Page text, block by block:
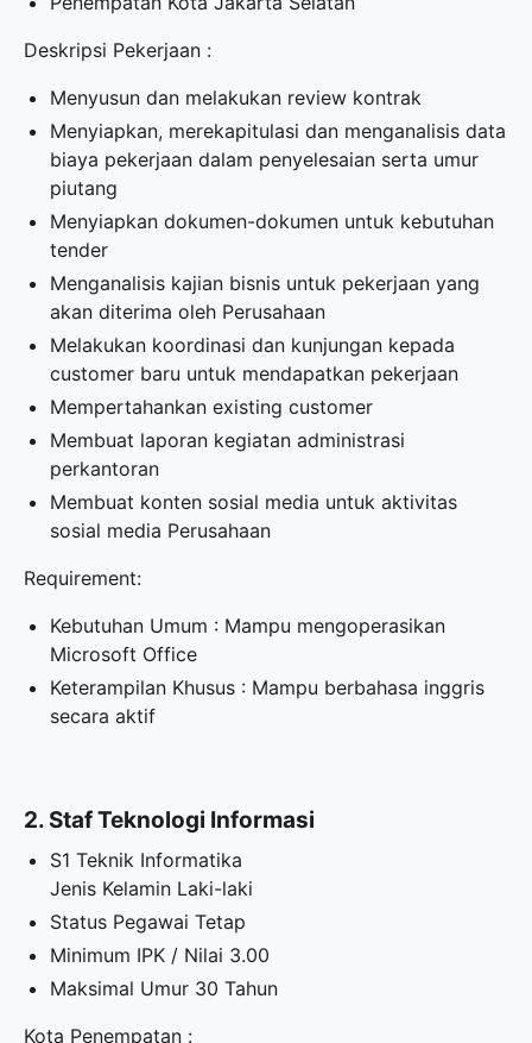
Deskripsi Pekerjaan :
Menyusun dan melakukan review kontrak
Menyiapkan, merekapitulasi dan menganalisis data
biaya pekerjaan dalam penyelesaian serta umur
piutang
Menyiapkan dokumen-dokumen untuk kebutuhan
tender
Menganalisis kajian bisnis untuk pekerjaan yang
akan diterima oleh Perusahaan
Melakukan koordinasi dan kunjungan kepada
customer baru untuk mendapatkan pekerjaan
Mempertahankan existing customer
Membuat laporan kegiatan administrasi
perkantoran
Membuat konten sosial media untuk aktivitas
sosial media Perusahaan
Requirement:
Kebutuhan Umum : Mampu mengoperasikan
Microsoft Office
Keterampilan Khusus : Mampu berbahasa inggris
secara aktif
2. Staf Teknologi Informasi
S1 Teknik Informatika
Jenis Kelamin Laki-laki
Status Pegawai Tetap
Minimum IPK / Nilai 3.00
Maksimal Umur 30 Tahun
Kota Penempatan :